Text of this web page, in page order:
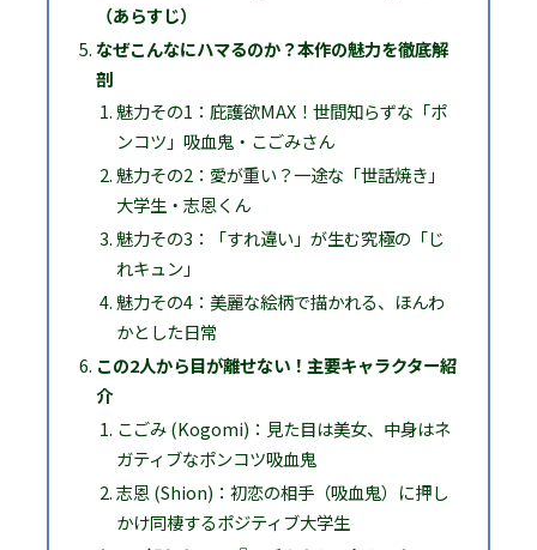
（あらすじ）
なぜこんなにハマるのか？本作の魅力を徹底解
剖
魅力その1：庇護欲MAX！世間知らずな「ポ
ンコツ」吸血鬼・こごみさん
魅力その2：愛が重い？一途な「世話焼き」
大学生・志恩くん
魅力その3：「すれ違い」が生む究極の「じ
れキュン」
魅力その4：美麗な絵柄で描かれる、ほんわ
かとした日常
この2人から目が離せない！主要キャラクター紹
介
こごみ (Kogomi)：見た目は美女、中身はネ
ガティブなポンコツ吸血鬼
志恩 (Shion)：初恋の相手（吸血鬼）に押し
かけ同棲するポジティブ大学生